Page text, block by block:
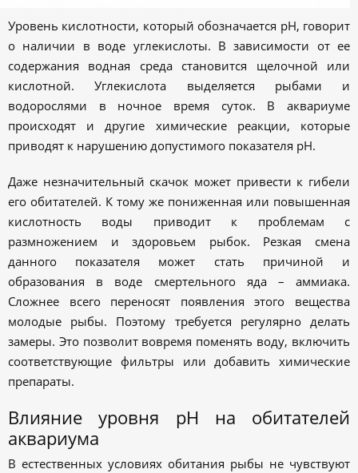
Уровень кислотности, который обозначается pH, говорит
о наличии в воде углекислоты. В зависимости от ее
содержания водная среда становится щелочной или
кислотной. Углекислота выделяется рыбами и
водорослями в ночное время суток. В аквариуме
происходят и другие химические реакции, которые
приводят к нарушению допустимого показателя pH.
Даже незначительный скачок может привести к гибели
его обитателей. К тому же пониженная или повышенная
кислотность воды приводит к проблемам с
размножением и здоровьем рыбок. Резкая смена
данного показателя может стать причиной и
образования в воде смертельного яда – аммиака.
Сложнее всего переносят появления этого вещества
молодые рыбы. Поэтому требуется регулярно делать
замеры. Это позволит вовремя поменять воду, включить
соответствующие фильтры или добавить химические
препараты.
Влияние уровня pH на обитателей
аквариума
В естественных условиях обитания рыбы не чувствуют